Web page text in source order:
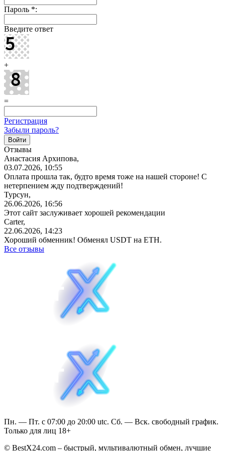
Пароль *:
Введите ответ
+
=
Регистрация
Забыли пароль?
Отзывы
Анастасия Архипова,
03.07.2026, 10:55
Оплата прошла так, будто время тоже на нашей стороне! С
нетерпением жду подтверждений!
Турсун,
26.06.2026, 16:56
Этот сайт заслуживает хорошей рекомендации
Carter,
22.06.2026, 14:23
Хороший обменник! Обменял USDT на ETH.
Все отзывы
Пн. — Пт. с 07:00 до 20:00 utc. Сб. — Вск. свободный график.
Только для лиц 18+
© BestX24.com – быстрый, мультивалютный обмен, лучшие